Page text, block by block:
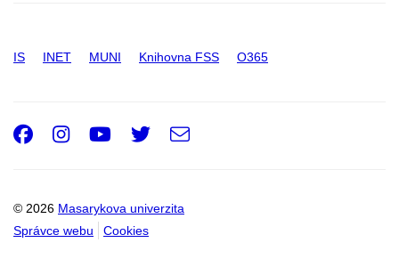
IS INET MUNI Knihovna FSS O365
© 2026 Masarykova univerzita
Správce webu
Cookies
Facebook
Instagram
Youtube
Twitter
e-